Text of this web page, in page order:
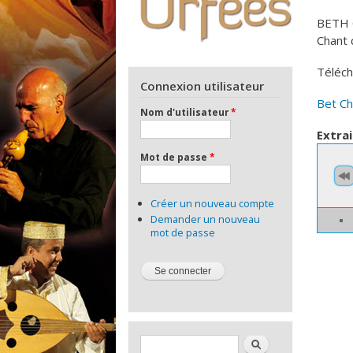
Connexion utilisateur
Nom d'utilisateur*
Mot de passe *
Créer un nouveau compte
Demander un nouveau
mot de passe
Formulaire de rechercheRechercher
Chant
Bet